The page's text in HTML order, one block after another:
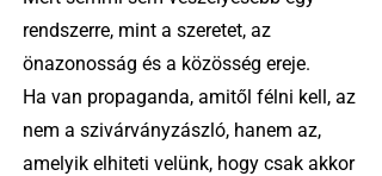
rendszerre, mint a szeretet, az
önazonosság és a közösség ereje.
Ha van propaganda, amitől félni kell, az
nem a szivárványzászló, hanem az,
amelyik elhiteti velünk, hogy csak akkor